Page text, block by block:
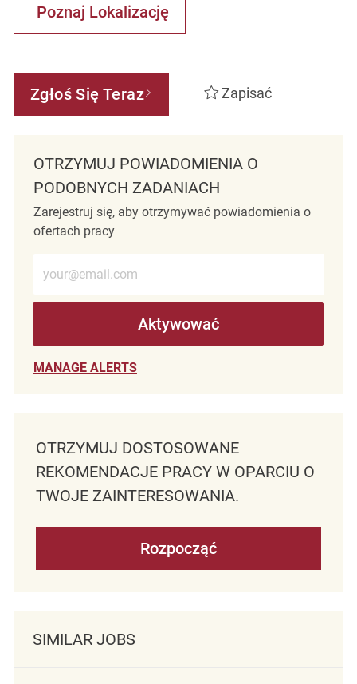
Poznaj Lokalizację
Zgłoś Się Teraz Zapisać
OTRZYMUJ POWIADOMIENIA O
PODOBNYCH ZADANIACH
Zarejestruj się, aby otrzymywać powiadomienia o
ofertach pracy
Aktywować
MANAGE ALERTS
OTRZYMUJ DOSTOSOWANE
REKOMENDACJE PRACY W OPARCIU O
TWOJE ZAINTERESOWANIA.
Rozpocząć
SIMILAR JOBS